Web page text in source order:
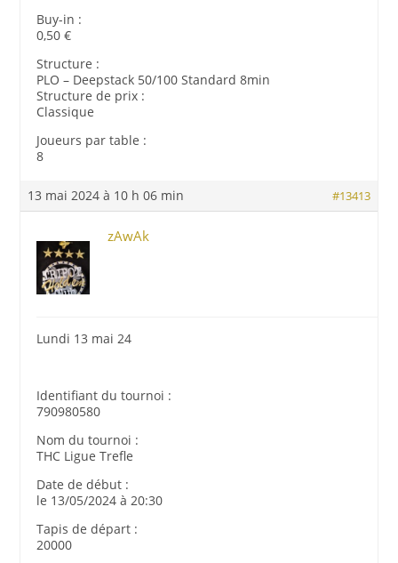
Buy-in :
0,50 €
Structure :
PLO – Deepstack 50/100 Standard 8min
Structure de prix :
Classique
Joueurs par table :
8
13 mai 2024 à 10 h 06 min #13413
zAwAk
Lundi 13 mai 24
Identifiant du tournoi :
790980580
Nom du tournoi :
THC Ligue Trefle
Date de début :
le 13/05/2024 à 20:30
Tapis de départ :
20000